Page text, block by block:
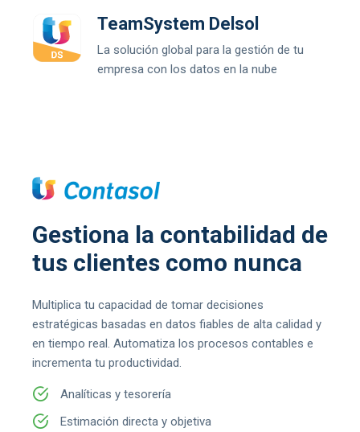
TeamSystem Delsol
La solución global para la gestión de tu
empresa con los datos en la nube
Gestiona la contabilidad de
tus clientes como nunca
Multiplica tu capacidad de tomar decisiones
estratégicas basadas en datos fiables de alta calidad y
en tiempo real. Automatiza los procesos contables e
incrementa tu productividad.
Analíticas y tesorería
Estimación directa y objetiva